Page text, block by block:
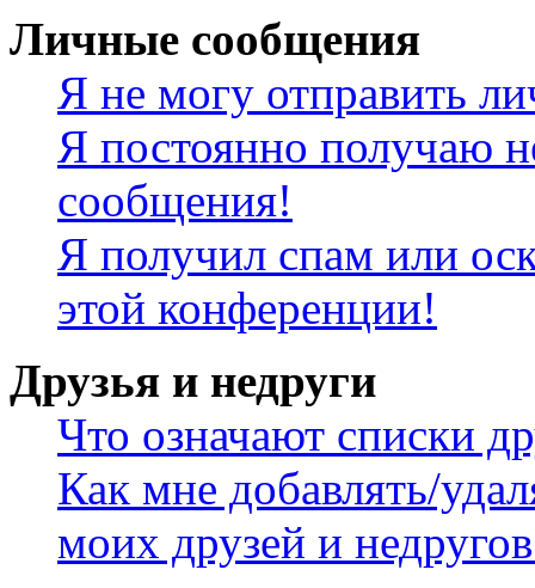
Личные сообщения
Я не могу отправить
Я постоянно получаю
сообщения!
Я получил спам или
этой конференции!
Друзья и недруги
Что означают списки
Как мне добавлять/
моих друзей и